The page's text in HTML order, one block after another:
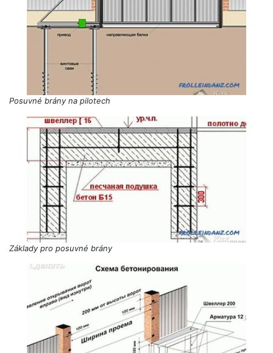
Posuvné brány na pilotech
Základy pro posuvné brány